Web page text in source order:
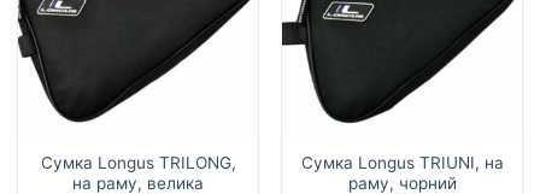
Сумка Longus TRILONG,
на раму, велика
Сумка Longus TRIUNI, на
раму, чорний